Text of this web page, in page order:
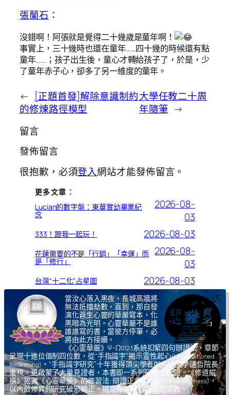
張蘭石 ：
沒錯啊！阿張就是覺得二十幾歲是童年啊！
事實上，三十幾時也還在童年……四十幾的時候還有點
童年……；孩子出生後，童心才轉給孩子了，於是，少
了童年赤子心，卻多了另一維度的童年。
← [正題首發]解除意識制約
的修煉路徑模型
大學任教二十周
年隨筆 →
留言
發佈留言
很抱歉，必須登入網站才能發佈留言。
更多文章：
Lucian的數字盤：東華實幼畢業紀
念
2026-08-
03
333！跟我一起玩！ 2026-08-03
花蓮需要的不是「行銷」「幸運」而
是「修行」
2026-08-
03
台灣“十二化”占星圖 2026-08-03
當汝心落入黑夜，長城高牆將
無法抵擋劫數，直到，那自發
演化蒼生心靈的華嚴寫本，化
黑暗為光明。心靈華嚴不是誰
誰誰寫的書，當彼方停筆，必
將由此方接續。
《心霊華厳》Ψ-Ω0123系統扣緊四句辦證法，章節
呈現十進位值制四位數，從“手指識字”揭示霊性起心(Unconditioned
Awakening) 。“手指識字研究”十年獲得頂尖學者如中研院李遠哲院長
重視，更啟蒙了大量見證者，本書即一系列研究之所證。《修道縱
橫》揭露《心霊華厳》的修習法: 辯證正念(Dialectical Mindfulness)，
以內斂修真的研究破邪顯正，揚棄導致核心腐敗的宗教。